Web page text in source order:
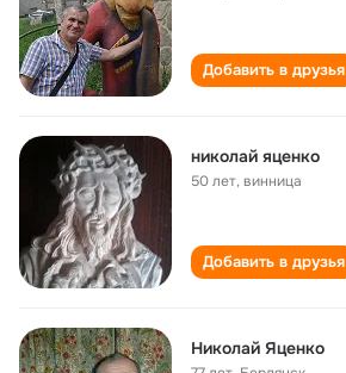
Добавить в друзья
николай яценко
50 лет,винница
Добавить в друзья
Николай Яценко